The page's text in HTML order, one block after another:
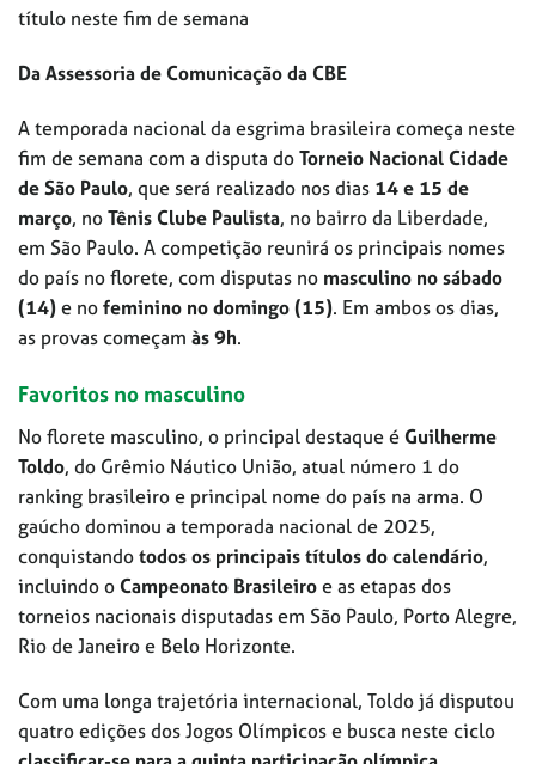
título neste fim de semana
Da Assessoria de Comunicação da CBE
A temporada nacional da esgrima brasileira começa neste
fim de semana com a disputa doTorneio Nacional Cidade
de São Paulo, que será realizado nos dias 14 e 15 de
março, noTênis Clube Paulista, no bairro da Liberdade,
em São Paulo. A competição reunirá os principais nomes
do país no florete, com disputas no masculino no sábado
(14)e nofeminino no domingo (15). Em ambos os dias,
as provas começam às 9h.
Favoritos no masculino
No florete masculino, o principal destaque éGuilherme
Toldo, do Grêmio Náutico União, atual número 1 do
ranking brasileiro e principal nome do país na arma. O
gaúcho dominou a temporada nacional de 2025,
conquistandotodos os principais títulos do calendário,
incluindo oCampeonato Brasileiroe as etapas dos
torneios nacionais disputadas em São Paulo, Porto Alegre,
Rio de Janeiro e Belo Horizonte.
Com uma longa trajetória internacional, Toldo já disputou
quatro edições dos Jogos Olímpicos e busca neste ciclo